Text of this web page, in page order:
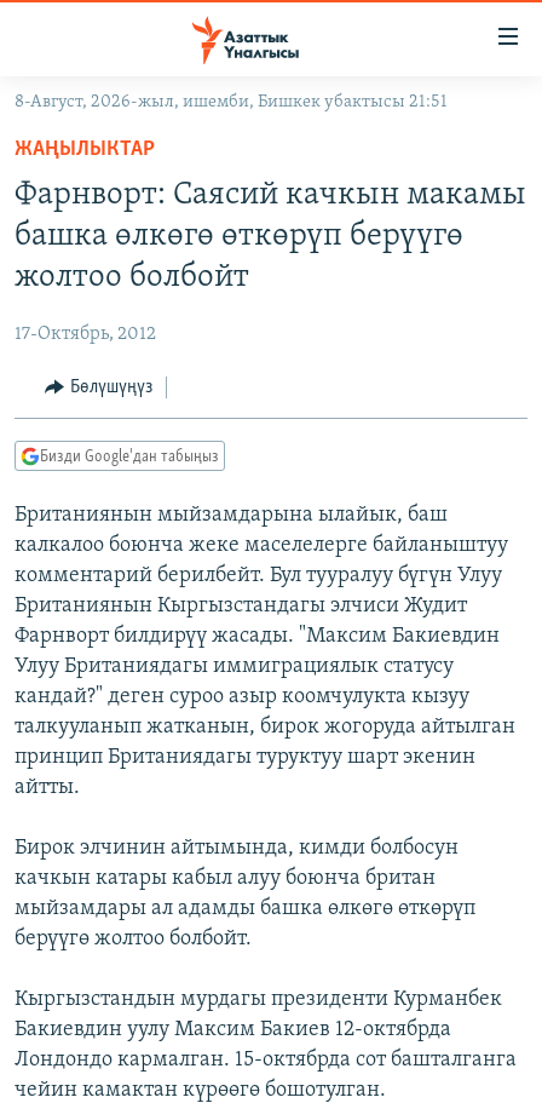
Навигацияга
өтүңүз
Издөөгө
салыңызКЫРГЫЗСТАН
МАДАНИЯТ
ДҮЙНӨ
ТВ ПРОГРАММАЛАР
БҮГҮН АЗАТТЫКТА
ДАНИСТЕ
ЭЖЕ-СИҢДИЛЕР
АЗАТТЫК+
ЫҢГАЙСЫЗ СУРООЛОР
ПОДКАСТ
ОНЛАЙН ШЕРИНЕ
ЭЕ/АРнун бардык сайттары
8-Август, 2026-жыл, ишемби, Бишкек убактысы 21:51
ЖАҢЫЛЫКТАР
Фарнворт: Саясий качкын макамы
башка өлкөгө өткөрүп берүүгө
жолтоо болбойт
17-Октябрь, 2012
Бөлүшүңүз
Бизди Google'дан табыңыз
Британиянын мыйзамдарына ылайык, баш
калкалоо боюнча жеке маселелерге байланыштуу
комментарий берилбейт. Бул тууралуу бүгүн Улуу
Британиянын Кыргызстандагы элчиси Жудит
Фарнворт билдирүү жасады. "Максим Бакиевдин
Улуу Британиядагы иммиграциялык статусу
кандай?" деген суроо азыр коомчулукта кызуу
талкууланып жатканын, бирок жогоруда айтылган
принцип Британиядагы туруктуу шарт экенин
айтты.
Бирок элчинин айтымында, кимди болбосун
качкын катары кабыл алуу боюнча британ
мыйзамдары ал адамды башка өлкөгө өткөрүп
берүүгө жолтоо болбойт.
Кыргызстандын мурдагы президенти Курманбек
Бакиевдин уулу Максим Бакиев 12-октябрда
Лондондо кармалган. 15-октябрда сот башталганга
чейин камактан күрөөгө бошотулган.